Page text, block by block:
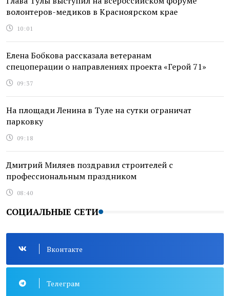
волонтеров-медиков в Красноярском крае
10:01
Елена Бобкова рассказала ветеранам
спецоперации о направлениях проекта «Герой 71»
09:37
На площади Ленина в Туле на сутки ограничат
парковку
09:18
Дмитрий Миляев поздравил строителей с
профессиональным праздником
08:40
СОЦИАЛЬНЫЕ СЕТИ
Вконтакте
Телеграм